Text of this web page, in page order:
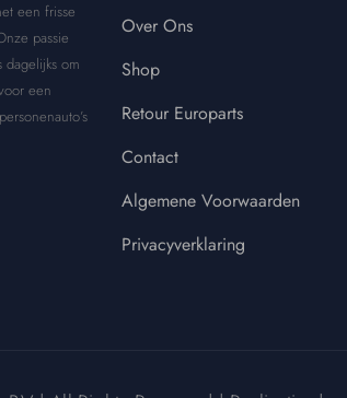
een frisse
passie
om
een
Over Ons
Shop
Retour Europarts
Contact
Algemene Voorwaarden
Privacyverklaring